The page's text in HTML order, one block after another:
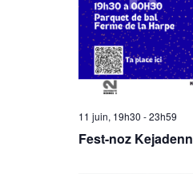
11 juin, 19h30 -23h59
Fest-noz Kejadenn